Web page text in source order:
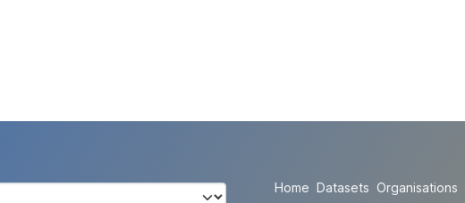
Home Datasets Organisations